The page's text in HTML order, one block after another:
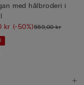
med hålbroderi i
kr (-50%)559,00 kr